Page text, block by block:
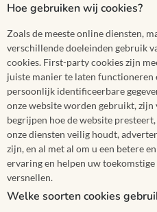
Hoe gebruiken wij cookies?
Zoals de meeste online diensten,
verschillende doeleinden gebruik
cookies. First-party cookies zijn
juiste manier te laten functioneren
persoonlijk identificeerbare
onze website worden gebruikt,
begrijpen hoe de website
onze diensten veilig houdt,
zijn, en al met al om u een betere
ervaring en helpen uw
versnellen.
Welke soorten cookies